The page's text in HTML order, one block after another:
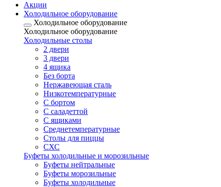
Акции
Холодильное оборудование
Холодильное оборудование
Холодильное оборудование
Холодильные столы
2 двери
3 двери
4 ящика
Без борта
Нержавеющая сталь
Низкотемпературные
С бортом
С саладеттой
С ящиками
Среднетемпературные
Столы для пиццы
СХС
Буфеты холодильные и морозильные
Буфеты нейтральные
Буфеты морозильные
Буфеты холодильные